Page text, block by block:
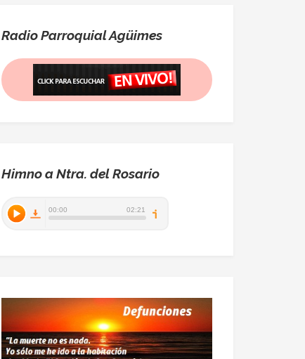
Radio Parroquial Agüimes
Himno a Ntra. del Rosario